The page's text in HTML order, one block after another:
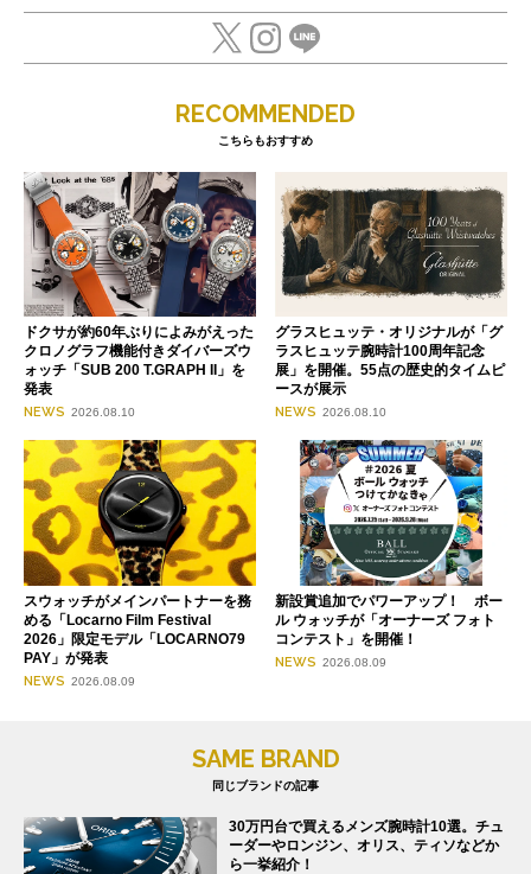
RECOMMENDED
こちらもおすすめ
ドクサが約60年ぶりによみがえった
クロノグラフ機能付きダイバーズウ
ォッチ「SUB 200 T.GRAPH II」を
発表
NEWS 2026.08.10
グラスヒュッテ・オリジナルが「グ
ラスヒュッテ腕時計100周年記念
展」を開催。55点の歴史的タイムピ
ースが展示
NEWS 2026.08.10
スウォッチがメインパートナーを務
める「Locarno Film Festival
2026」限定モデル「LOCARNO79
PAY」が発表
NEWS 2026.08.09
新設賞追加でパワーアップ！ ボー
ル ウォッチが「オーナーズ フォト
コンテスト」を開催！
NEWS 2026.08.09
SAME BRAND
同じブランドの記事
30万円台で買えるメンズ腕時計10選。チュ
ーダーやロンジン、オリス、ティソなどか
ら一挙紹介！